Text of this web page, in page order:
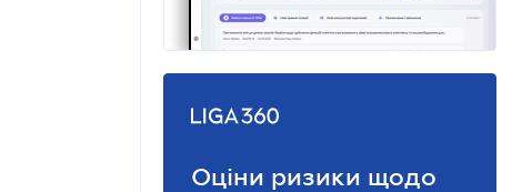
Оціни ризики щодо